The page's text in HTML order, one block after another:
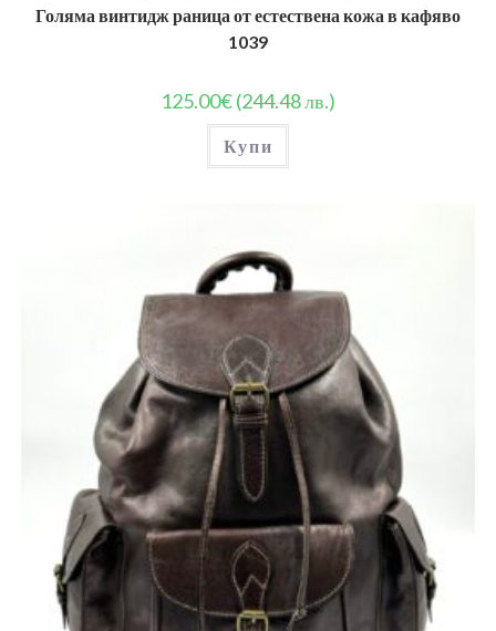
Голяма винтидж раница от естествена кожа в кафяво
1039
125.00€(244.48 лв.)
Купи